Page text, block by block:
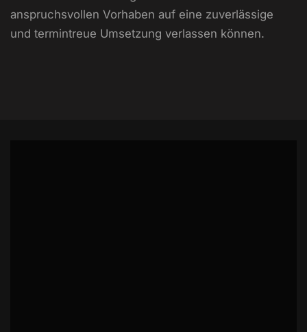
anspruchsvollen Vorhaben auf eine zuverlässige
und termintreue Umsetzung verlassen können.